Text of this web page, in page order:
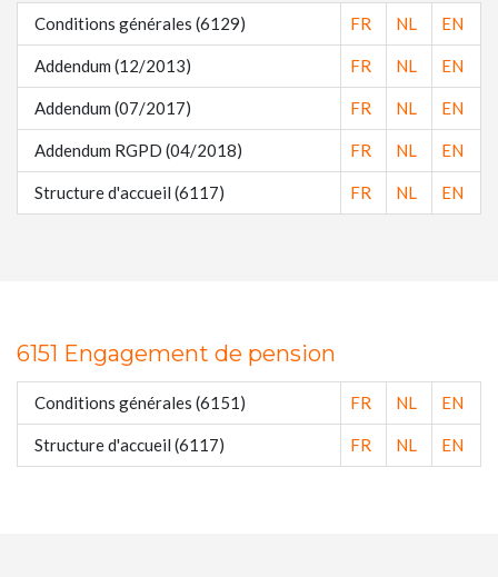
Conditions générales (6129) FR NL EN
Addendum (12/2013) FR NL EN
Addendum (07/2017) FR NL EN
Addendum RGPD (04/2018) FR NL EN
Structure d'accueil (6117) FR NL EN
6151 Engagement de pension
Conditions générales (6151) FR NL EN
Structure d'accueil (6117) FR NL EN